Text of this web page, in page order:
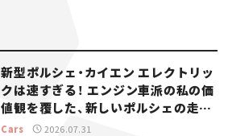
新型ポルシェ・カイエン エレクトリッ
クは速すぎる！ エンジン車派の私の価
値観を覆した、新しいポルシェの走
り。
Cars 2026.07.31